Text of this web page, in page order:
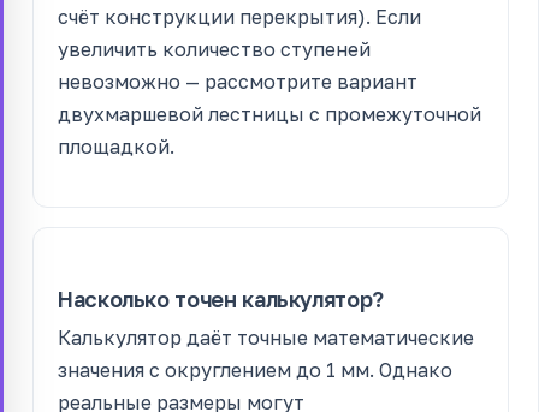
счёт конструкции перекрытия). Если
увеличить количество ступеней
невозможно — рассмотрите вариант
двухмаршевой лестницы с промежуточной
площадкой.
Насколько точен калькулятор?
Калькулятор даёт точные математические
значения с округлением до 1 мм. Однако
реальные размеры могут